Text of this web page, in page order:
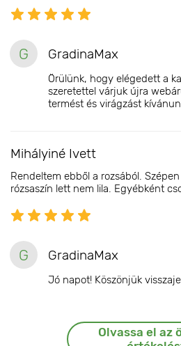
G GradinaMax
Örülünk, hogy elégedett a
szeretettel várjuk újra
termést és virágzást
Mihályiné Ivett
Rendeltem ebből a rozsából.
rózsaszín lett nem lila. Egyébként
G GradinaMax
Jó napot! Köszönjük
Olvassa el az